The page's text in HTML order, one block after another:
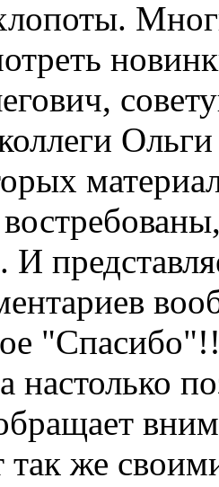
И
так же